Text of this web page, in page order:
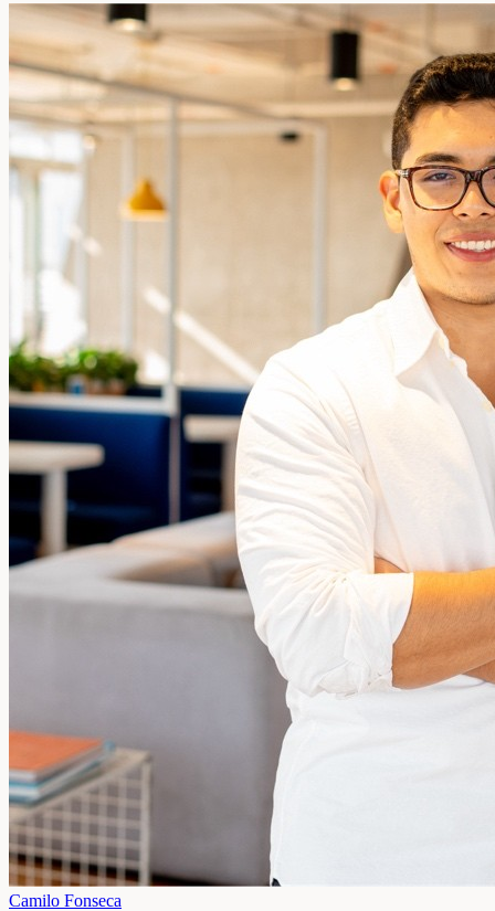
Camilo Fonseca